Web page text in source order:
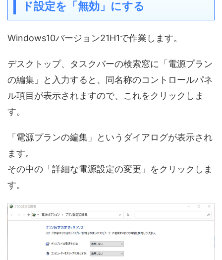
ド設定を「無効」にする
Windows10バージョン21H1で作業します。
デスクトップ、タスクバーの検索窓に「電源プラン
の編集」と入力すると、同名称のコントロールパネ
ル項目が表示されますので、これをクリックしま
す。
「電源プランの編集」というダイアログが表示され
ます。
その中の「詳細な電源設定の変更」をクリックしま
す。